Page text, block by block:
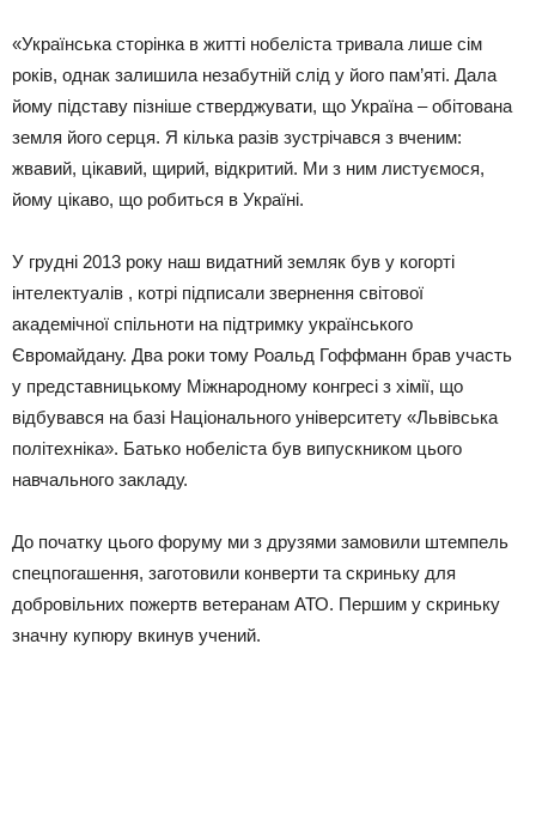
«Українська сторінка в житті нобеліста тривала лише сім
років, однак залишила незабутній слід у його пам’яті. Дала
йому підставу пізніше стверджувати, що Україна – обітована
земля його серця. Я кілька разів зустрічався з вченим:
жвавий, цікавий, щирий, відкритий. Ми з ним листуємося,
йому цікаво, що робиться в Україні.
У грудні 2013 року наш видатний земляк був у когорті
інтелектуалів , котрі підписали звернення світової
академічної спільноти на підтримку українського
Євромайдану. Два роки тому Роальд Гоффманн брав участь
у представницькому Міжнародному конгресі з хімії, що
відбувався на базі Національного університету «Львівська
політехніка». Батько нобеліста був випускником цього
навчального закладу.
До початку цього форуму ми з друзями замовили штемпель
спецпогашення, заготовили конверти та скриньку для
добровільних пожертв ветеранам АТО. Першим у скриньку
значну купюру вкинув учений.